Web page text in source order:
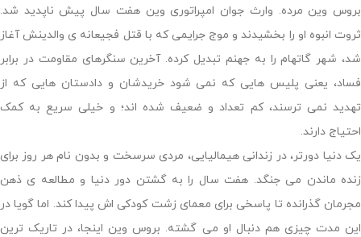
بروس وین مرده. وارث جوان امپراتوری وین هفت سال پیش ناپدید شد.
ثروت انبوه او را بخشیدند و موج جرایمی که با قتل فجیعانه ی والدینش آغاز
شد، شهر گاتهام را به جهنم تبدیل کرده. آخرین سنگرهای مقاومت در برابر
فساد، یعنی پلیس هایی که نمی شود خریدشان و دادستان هایی که از
تهدید نمی ترسند، کم تعداد و ضعیف شده اند؛ و خیلی سریع به کمک
احتیاج دارند.
یک دنیا دورتر، در زندانی هیمالیایی، مردی سرسخت و بدون نام هر روز برای
زنده ماندن می جنگد. هفت سال را به گشتن دور دنیا و مطالعه ی ذهن
مجرمان گذرانده تا پاسخی برای معمای زشت کودکی اش پیدا کند. اما گویا در
این مدت چیزی هم دنبال او می گشته. بروس وین اینجا، در تاریک ترین